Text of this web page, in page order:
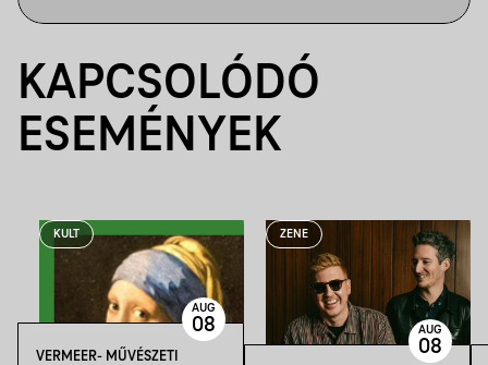
KAPCSOLÓDÓ
ESEMÉNYEK
KULT
VERMEER- MŰVÉSZETI
AUG
08
ZENE
AUG
08